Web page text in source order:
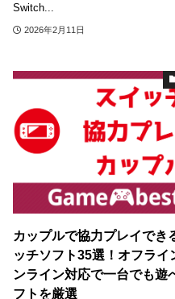
Switch...
2026年2月11日
カップルで協力プレイでき
ッチソフト35選！オフライ
ンライン対応で一台でも遊
フトを厳選